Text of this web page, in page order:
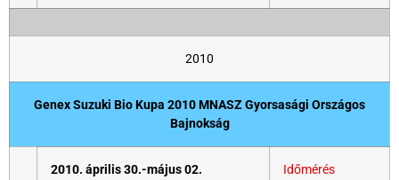
2010
Genex Suzuki Bio Kupa 2010MNASZ Gyorsasági Országos
Bajnokság
2010. április 30.-május 02.
Időmérés